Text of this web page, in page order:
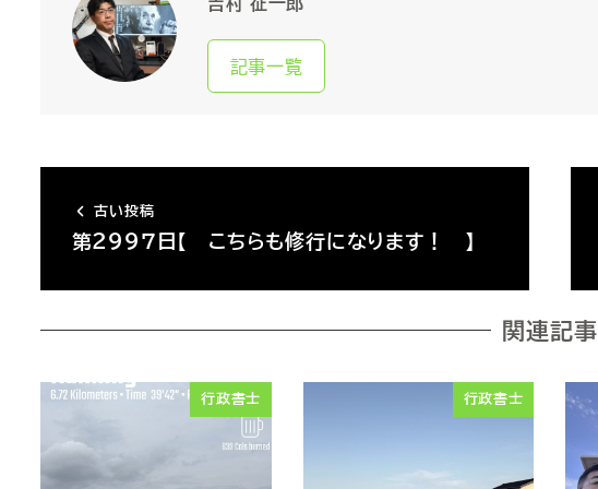
記事一覧
古い投稿
第２９９７日【 こちらも修行になります！ 】
関連記事
行政書士 行政書士